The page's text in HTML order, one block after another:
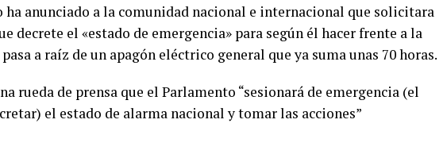
ha anunciado a la comunidad nacional e internacional que solicitara
decrete el «estado de emergencia» para según él hacer frente a la
a raíz de un apagón eléctrico general que ya suma unas 70 horas.
rueda de prensa que el Parlamento “sesionará de emergencia (el
el estado de alarma nacional y tomar las acciones”